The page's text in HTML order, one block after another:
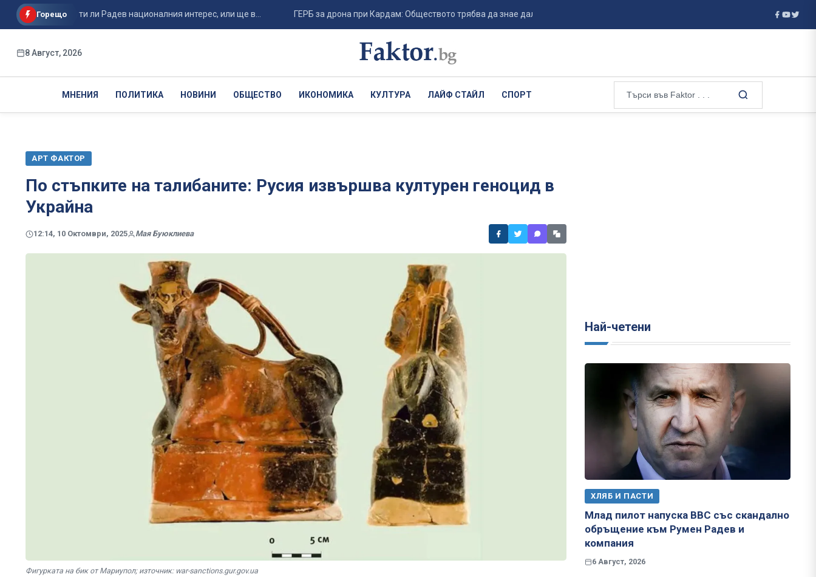
Горещо
Ще защити ли Радев националния интерес, или ще в... ГЕРБ за дрона при Кардам: Обществото трябва да знае дали е случаен инцидент или ... Тревога в Германия: Дронове летят над
8 Август, 2026
МНЕНИЯ ПОЛИТИКА НОВИНИ ОБЩЕСТВО ИКОНОМИКА КУЛТУРА ЛАЙФ СТАЙЛ СПОРТ
АРТ ФАКТОР
По стъпките на талибаните: Русия извършва културен геноцид в
Украйна
12:14, 10 Октомври, 2025 Мая Буюклиева
Фигурката на бик от Мариупол; източник: war-sanctions.gur.gov.ua
Най-четени
ХЛЯБ И ПАСТИ
Млад пилот напуска ВВС със скандално
обръщение към Румен Радев и
компания
6 Август, 2026